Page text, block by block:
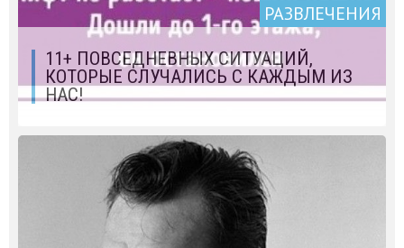
РАЗВЛЕЧЕНИЯ
11+ ПОВСЕДНЕВНЫХ СИТУАЦИЙ,
КОТОРЫЕ СЛУЧАЛИСЬ С КАЖДЫМ ИЗ
НАС!